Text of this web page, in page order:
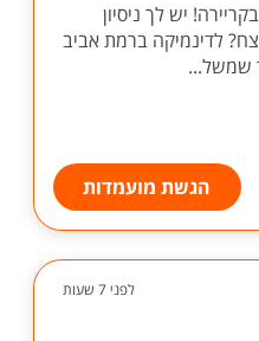
יש לך ניסיון
לדינמיקה ברמת אביב
שמשל...
הגשת מועמדות
לפני 7 שעות